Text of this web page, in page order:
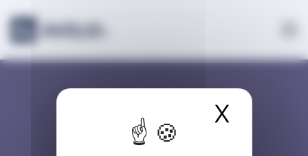
Panneau de gestion des cookies
X